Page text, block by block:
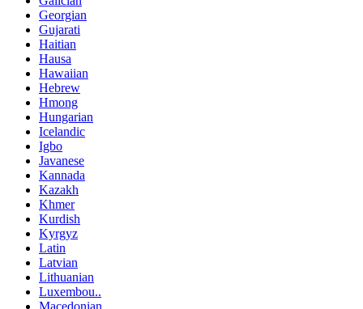
Georgian
Gujarati
Haitian
Hausa
Hawaiian
Hebrew
Hmong
Hungarian
Icelandic
Igbo
Javanese
Kannada
Kazakh
Khmer
Kurdish
Kyrgyz
Latin
Latvian
Lithuanian
Luxembou..